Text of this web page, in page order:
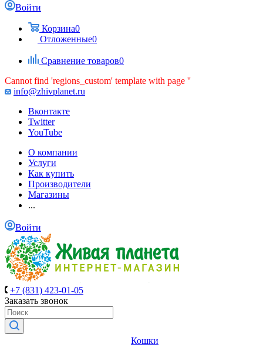
Войти
Корзина0
Отложенные0
Сравнение товаров0
Cannot find 'regions_custom' template with page ''
info@zhivplanet.ru
Вконтакте
Twitter
YouTube
О компании
Услуги
Как купить
Производители
Магазины
...
Войти
+7 (831) 423-01-05
Заказать звонок
Кошки